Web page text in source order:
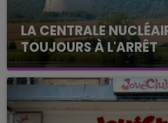
LA CENTRALE
TOUJOURS À L'ARRÊT
Cela fait déjà une
nucléaire ardennaise est
justifiée par la sécheresse
présente.